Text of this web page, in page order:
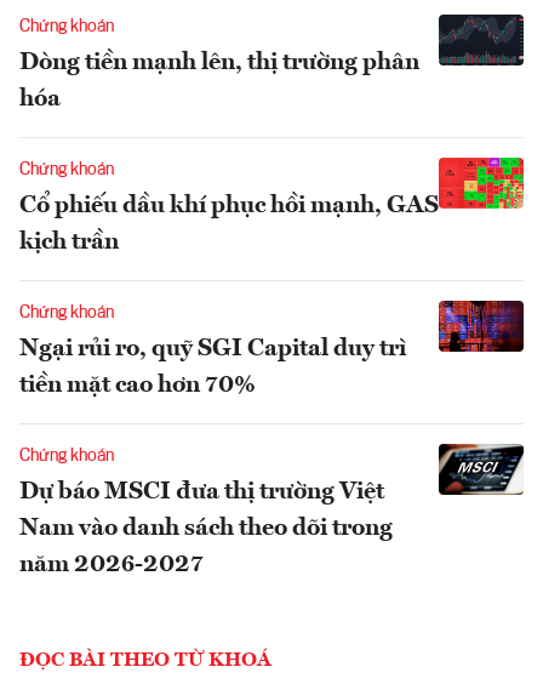
Chứng khoán
Dòng tiền mạnh lên, thị trường phân
hóa
Chứng khoán
Cổ phiếu dầu khí phục hồi mạnh, GAS
kịch trần
Chứng khoán
Ngại rủi ro, quỹ SGI Capital duy trì
tiền mặt cao hơn 70%
Chứng khoán
Dự báo MSCI đưa thị trường Việt
Nam vào danh sách theo dõi trong
năm 2026-2027
ĐỌC BÀI THEO TỪ KHOÁ